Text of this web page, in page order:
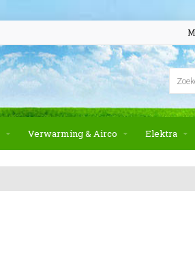
Verwarming & Airco Elektra